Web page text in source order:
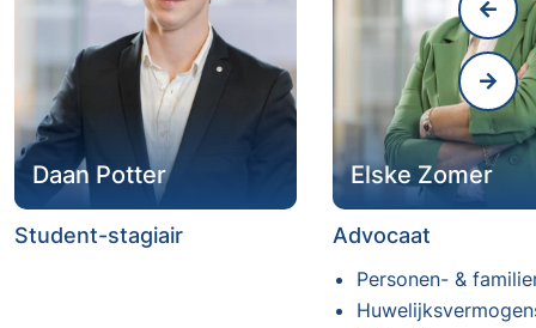
Daan Potter
Student-stagiair
Elske Zomer
Advocaat
Personen- &